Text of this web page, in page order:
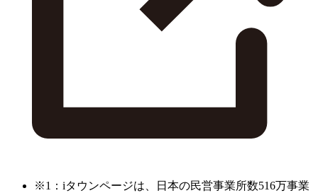
※1：iタウンページは、日本の民営事業所数516万事業